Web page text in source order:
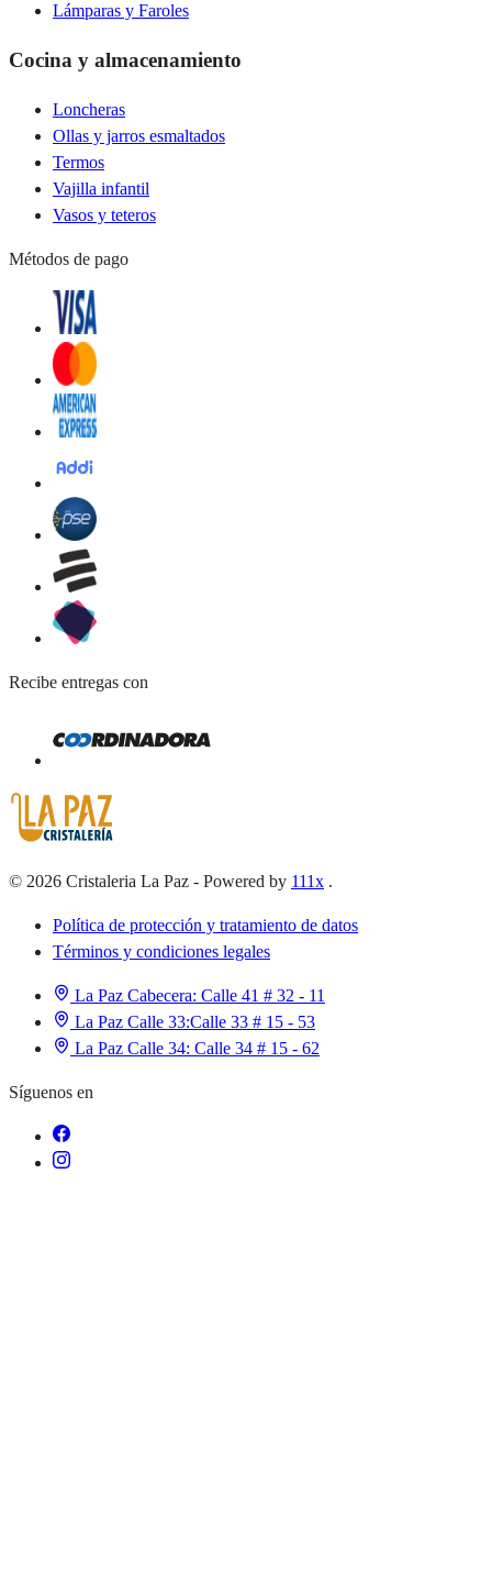
Lámparas y Faroles
Cocina y almacenamiento
Loncheras
Ollas y jarros esmaltados
Termos
Vajilla infantil
Vasos y teteros
Métodos de pago
Recibe entregas con
© 2026 Cristaleria La Paz - Powered by 111x .
Política de protección y tratamiento de datos
Términos y condiciones legales
La Paz Cabecera: Calle 41 # 32 - 11
La Paz Calle 33:Calle 33 # 15 - 53
La Paz Calle 34: Calle 34 # 15 - 62
Síguenos en